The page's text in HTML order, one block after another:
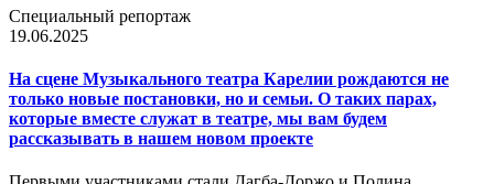
Специальный репортаж
19.06.2025
На сцене Музыкального театра Карелии рождаются не
только новые постановки, но и семьи. О таких парах,
которые вместе служат в театре, мы вам будем
рассказывать в нашем новом проекте